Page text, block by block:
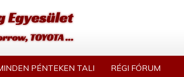
PÉNTEKEN TALI RÉGI FÓRUM